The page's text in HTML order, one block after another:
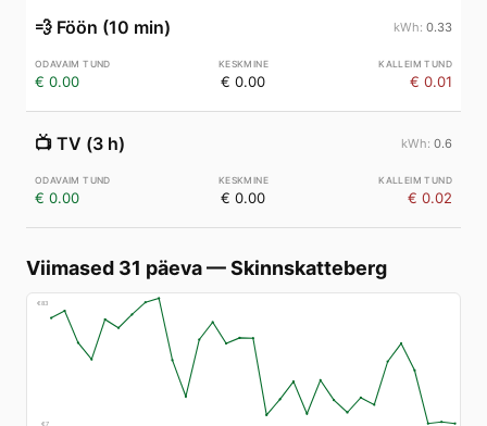
💨 Föön (10 min) 0.33
€ 0.00 € 0.00 € 0.01
📺 TV (3 h) 0.6
€ 0.00 € 0.00 € 0.02
Viimased 31 päeva—Skinnskatteberg
€83
€7